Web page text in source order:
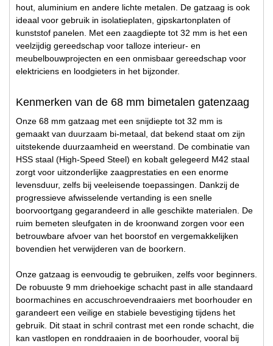
hout, aluminium en andere lichte metalen. De gatzaag is ook
ideaal voor gebruik in isolatieplaten, gipskartonplaten of
kunststof panelen. Met een zaagdiepte tot 32 mm is het een
veelzijdig gereedschap voor talloze interieur- en
meubelbouwprojecten en een onmisbaar gereedschap voor
elektriciens en loodgieters in het bijzonder.
Kenmerken van de 68 mm bimetalen gatenzaag
Onze 68 mm gatzaag met een snijdiepte tot 32 mm is
gemaakt van duurzaam bi-metaal, dat bekend staat om zijn
uitstekende duurzaamheid en weerstand. De combinatie van
HSS staal (High-Speed Steel) en kobalt gelegeerd M42 staal
zorgt voor uitzonderlijke zaagprestaties en een enorme
levensduur, zelfs bij veeleisende toepassingen. Dankzij de
progressieve afwisselende vertanding is een snelle
boorvoortgang gegarandeerd in alle geschikte materialen. De
ruim bemeten sleufgaten in de kroonwand zorgen voor een
betrouwbare afvoer van het boorstof en vergemakkelijken
bovendien het verwijderen van de boorkern.
Onze gatzaag is eenvoudig te gebruiken, zelfs voor beginners.
De robuuste 9 mm driehoekige schacht past in alle standaard
boormachines en accuschroevendraaiers met boorhouder en
garandeert een veilige en stabiele bevestiging tijdens het
gebruik. Dit staat in schril contrast met een ronde schacht, die
kan vastlopen en ronddraaien in de boorhouder, vooral bij